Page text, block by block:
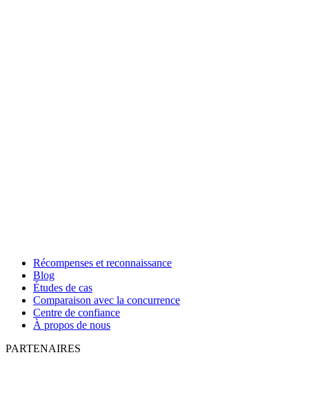
Récompenses et reconnaissance
Blog
Études de cas
Comparaison avec la concurrence
Centre de confiance
À propos de nous
PARTENAIRES